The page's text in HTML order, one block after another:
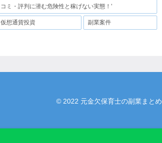
コミ・評判に潜む危険性と稼げない実態！'
仮想通貨投資 副業案件
© 2022 元金欠保育士の副業まとめ.